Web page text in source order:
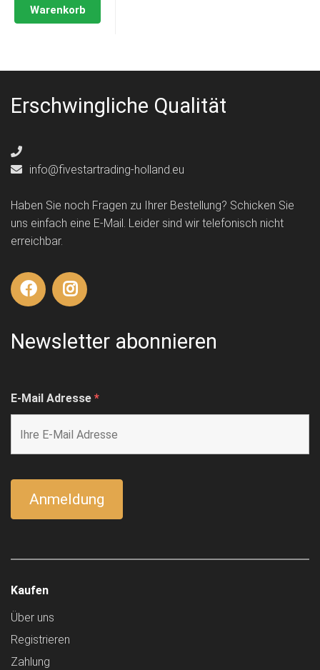
Warenkorb
Erschwingliche Qualität
info@fivestartrading-holland.eu
Haben Sie noch Fragen zu Ihrer Bestellung? Schicken Sie
uns einfach eine E-Mail. Leider sind wir telefonisch nicht
erreichbar.
Newsletter abonnieren
E-Mail Adresse *
Kaufen
Über uns
Registrieren
Zahlung